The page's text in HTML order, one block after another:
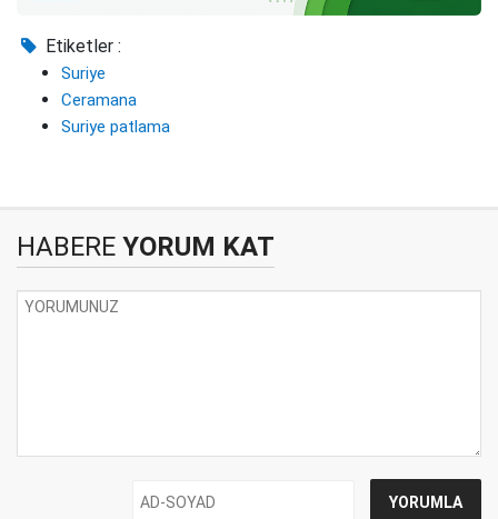
Etiketler :
Suriye
Ceramana
Suriye patlama
HABERE YORUM KAT